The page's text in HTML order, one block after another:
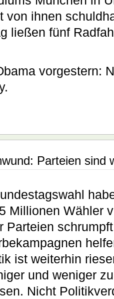
von ihnen
ließen fünf
vorgestern:
Parteien sind
Millionen Wähler
Parteien
ist weiterhin
und weniger
Nicht